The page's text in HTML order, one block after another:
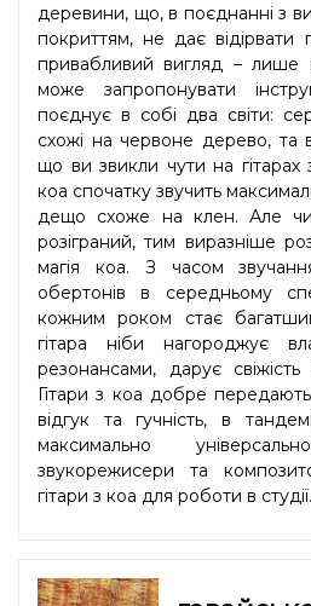
деревини, що, в поєднанні з
покриттям, не дає відірвати
привабливий вигляд – лише
може запропонувати
поєднує в собі два світи:
схожі на червоне дерево, та
що ви звикли чути на гітарах
коа спочатку звучить
дещо схоже на клен. Але
розіграний, тим виразніше
магія коа. З часом
обертонів в середньому
кожним роком стає
гітара ніби нагороджує
резонансами, дарує
Гітари з коа добре
відгук та гучність, в
максимально
звукорежисери та
гітари з коа для роботи в студії.